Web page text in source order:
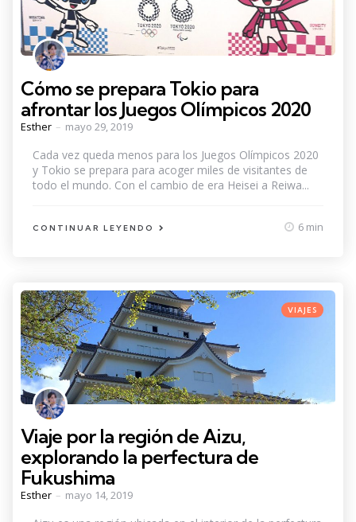
Cómo se prepara Tokio para
afrontar los Juegos Olímpicos 2020
Posted
Esther mayo 29, 2019
Cada vez queda menos para los Juegos Olímpicos 2020
y Tokio se prepara para acoger miles de visitantes de
todo el mundo. Con el cambio de era Heisei a Reiwa...
CONTINUAR LEYENDO 6 min
Categories
Posted
in
VIAJES
Viaje por la región de Aizu,
explorando la perfectura de
Fukushima
Posted
Esther mayo 14, 2019